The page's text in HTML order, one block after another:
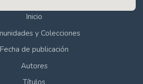
Inicio
y Colecciones
Fecha de publicación
Autores